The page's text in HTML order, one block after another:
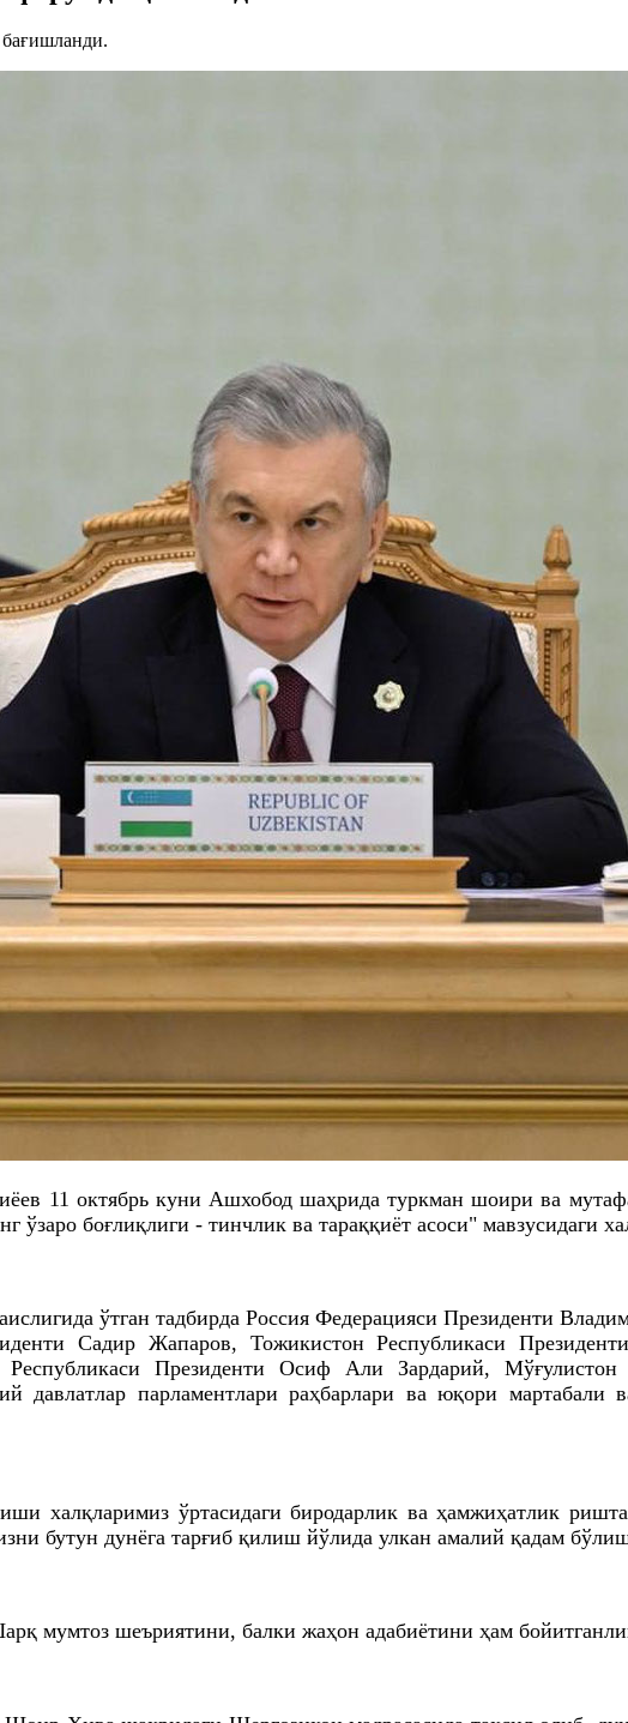
11 октябрь куни Ашхобод шаҳрида туркман шоири ва
ўзаро боғлиқлиги - тинчлик ва тараққиёт асоси" мавзусидаги
ўтган тадбирда Россия Федерацияси Президенти
Садир Жапаров, Тожикистон Республикаси
Президенти Осиф Али Зардарий, Мўғулистон
давлатлар парламентлари раҳбарлари ва юқори мартабали
халқларимиз ўртасидаги биродарлик ва ҳамжиҳатлик
бутун дунёга тарғиб қилиш йўлида улкан амалий қадам
мумтоз шеъриятини, балки жаҳон адабиётини ҳам